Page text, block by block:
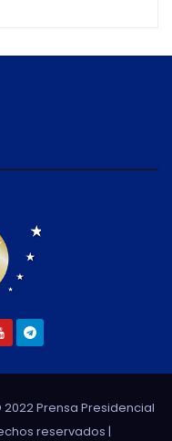
Prensa Presidencial
reservados |